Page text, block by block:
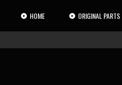
HOME ORIGINAL PARTS